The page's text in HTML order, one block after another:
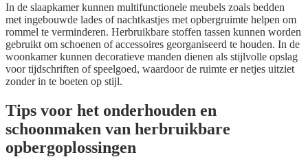
In de slaapkamer kunnen multifunctionele meubels zoals bedden
met ingebouwde lades of nachtkastjes met opbergruimte helpen om
rommel te verminderen. Herbruikbare stoffen tassen kunnen worden
gebruikt om schoenen of accessoires georganiseerd te houden. In de
woonkamer kunnen decoratieve manden dienen als stijlvolle opslag
voor tijdschriften of speelgoed, waardoor de ruimte er netjes uitziet
zonder in te boeten op stijl.
Tips voor het onderhouden en
schoonmaken van herbruikbare
opbergoplossingen